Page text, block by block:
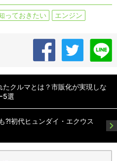
っておきたい エンジン
クルマとは？市販化が実現しな
5選
初代ヒュンダイ・エクウス